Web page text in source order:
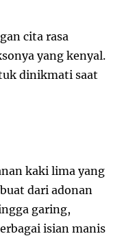
cita rasa
yang kenyal.
dinikmati saat
kaki lima yang
dari adonan
garing,
isian manis